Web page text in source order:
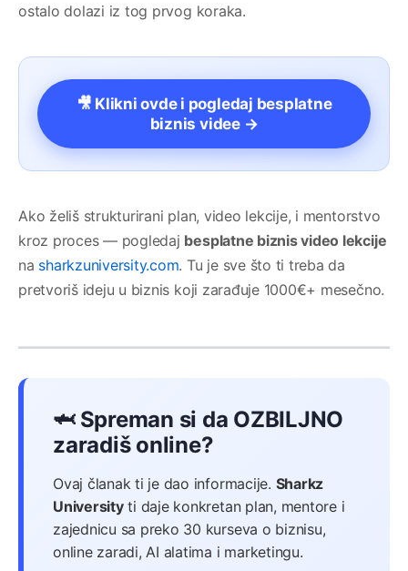
ostalo dolazi iz tog prvog koraka.
🎥 Klikni ovde i pogledaj besplatne
biznis videe →
Ako želiš strukturirani plan, video lekcije, i mentorstvo
kroz proces — pogledaj besplatne biznis video lekcije
na sharkzuniversity.com. Tu je sve što ti treba da
pretvoriš ideju u biznis koji zarađuje 1000€+ mesečno.
🦈 Spreman si da OZBILJNO
zaradiš online?
Ovaj članak ti je dao informacije. Sharkz
Universityti daje konkretan plan, mentore i
zajednicu sa preko 30 kurseva o biznisu,
online zaradi, AI alatima i marketingu.